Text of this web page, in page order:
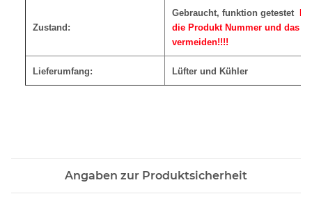
Zustand:
Gebraucht, funktion getestet
die Produkt Nummer und das
vermeiden!!!!
Lieferumfang: Lüfter und Kühler
Angaben zur Produktsicherheit